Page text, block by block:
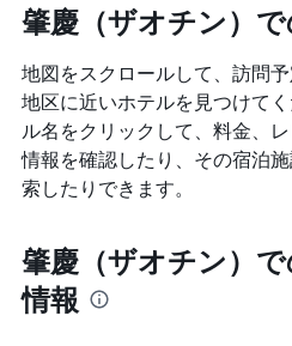
本
は、
去
3
日
間
に
見
っ
た
本
ラ
ン
ク
ご
と
の
カ
テ
ゴ
ー
を
表
し
肇慶（ザオチン）
地図をスクロールして、訪問
地区に近いホテルを見つけて
ル名をクリックして、料金、
情報を確認したり、その宿泊
索したりできます。
肇慶（ザオチン）
情報